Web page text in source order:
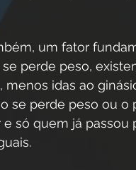
um fator
perde peso,
menos idas ao
se perde peso ou o
só quem já